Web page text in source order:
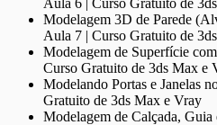
Aula 6 | Curso Gratuito de
Modelagem 3D de Parede
Aula 7 | Curso Gratuito de
Modelagem de Superfície
Curso Gratuito de 3ds Max e
Modelando Portas e Janelas
Gratuito de 3ds Max e Vray
Modelagem de Calçada,